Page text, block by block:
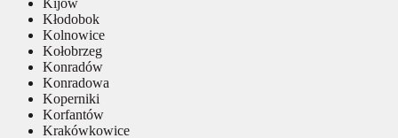
Kłodobok
Kolnowice
Kołobrzeg
Konradów
Konradowa
Koperniki
Korfantów
Krakówkowice